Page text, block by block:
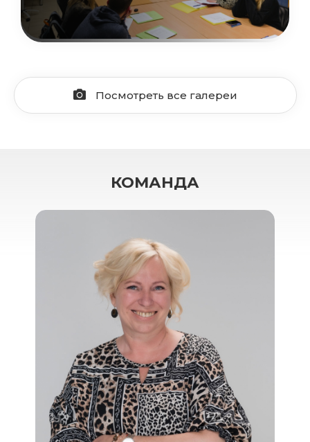
Посмотреть все галереи
КОМАНДА